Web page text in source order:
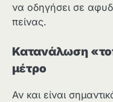
να οδηγήσει σε
πείνας.
Κατανάλωση
μέτρο
Αν και είναι